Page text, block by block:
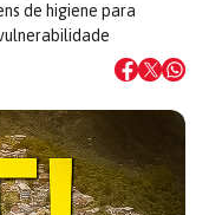
de higiene para